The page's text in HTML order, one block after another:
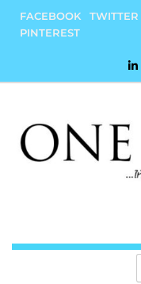
content
FACEBOOK TWITTER
PINTEREST